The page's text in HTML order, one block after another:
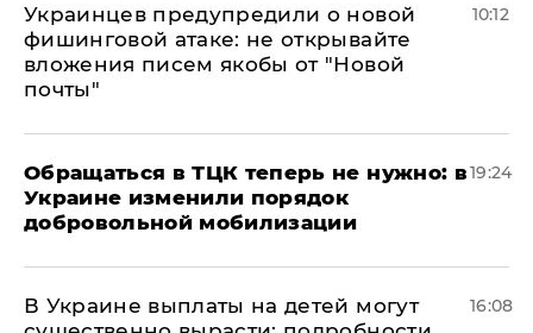
Украинцев предупредили о новой
фишинговой атаке: не открывайте
вложения писем якобы от "Новой
почты"
10:12
Обращаться в ТЦК теперь не нужно: в
Украине изменили порядок
добровольной мобилизации
19:24
В Украине выплаты на детей могут
16:08